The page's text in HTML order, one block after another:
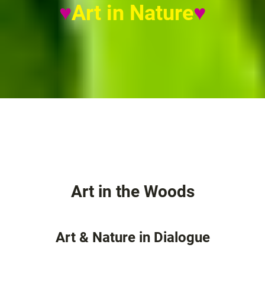
♥Art in Nature♥
Art in the Woods
Art & Nature in Dialogue